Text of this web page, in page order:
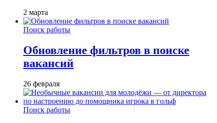
2 марта
Поиск работы
Обновление фильтров в поиске
вакансий
26 февраля
Поиск работы